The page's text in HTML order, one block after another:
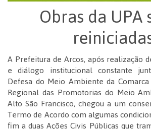
Obras da UPA
A Prefeitura de Arcos, após realização
e diálogo institucional constante
Defesa do Meio Ambiente da
Regional das Promotorias do Meio
Alto São Francisco, chegou a um
Termo de Acordo com algumas
fim a duas Ações Civis Públicas que